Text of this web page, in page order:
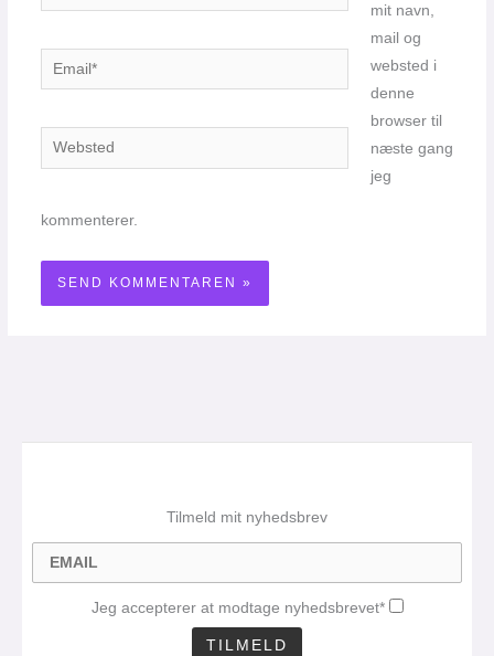
Email*
Websted
mit navn,
mail og
websted i
denne
browser til
næste gang
jeg
kommenterer.
Tilmeld mit nyhedsbrev
Jeg accepterer at modtage nyhedsbrevet*